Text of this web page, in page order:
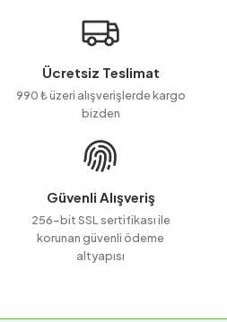
Görüş ve önerileriniz için teşekkür ederiz.
Ürün resmi kalitesiz, bozuk veya
Ürün açıklamasında eksik bilgiler
Ürün bilgilerinde hatalar bulunuyor.
Ürün fiyatı diğer sitelerden daha pahalı.
Bu ürüne benzer farklı alternatifler
Ücretsiz Teslimat
990 ₺ üzeri alışverişlerde kargo
bizden
Güvenli Alışveriş
256-bit SSL sertifikası ile
korunan güvenli ödeme
altyapısı